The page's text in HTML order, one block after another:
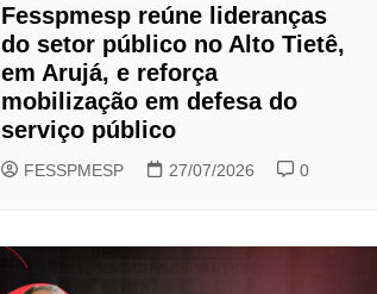
Fesspmesp reúne lideranças
do setor público no Alto Tietê,
em Arujá, e reforça
mobilização em defesa do
serviço público
FESSPMESP 27/07/2026 0